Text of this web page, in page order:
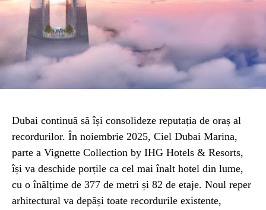
Dubai continuă să își consolideze reputația de oraș al
recordurilor. În noiembrie 2025, Ciel Dubai Marina,
parte a Vignette Collection by IHG Hotels & Resorts,
își va deschide porțile ca cel mai înalt hotel din lume,
cu o înălțime de 377 de metri și 82 de etaje. Noul reper
arhitectural va depăși toate recordurile existente,